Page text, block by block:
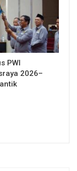
PWI
2026–